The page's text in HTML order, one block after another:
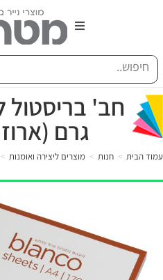
החברה גרם (ארוז 70 בחבילה)
עמוד הבית > חנות > מוצרים ליצירה ואומנות >